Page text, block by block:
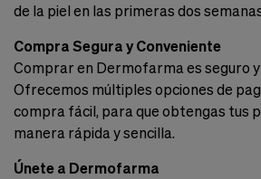
de la piel en las primeras dos
Compra Segura y Conveniente
Comprar en Dermofarma es seguro y
Ofrecemos múltiples opciones de
compra fácil, para que obtengas tus
manera rápida y sencilla.
Únete a Dermofarma